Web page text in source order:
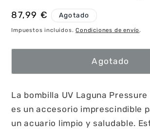
Precio
habitual
87,99 € Agotado
Impuestos incluidos.Condiciones de envío .
Agotado
La bombilla UV Laguna Pressure
es un accesorio imprescindible
un acuario limpio y saludable.